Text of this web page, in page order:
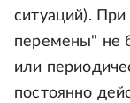
ситуаций).
перемены" не
или
постоянно